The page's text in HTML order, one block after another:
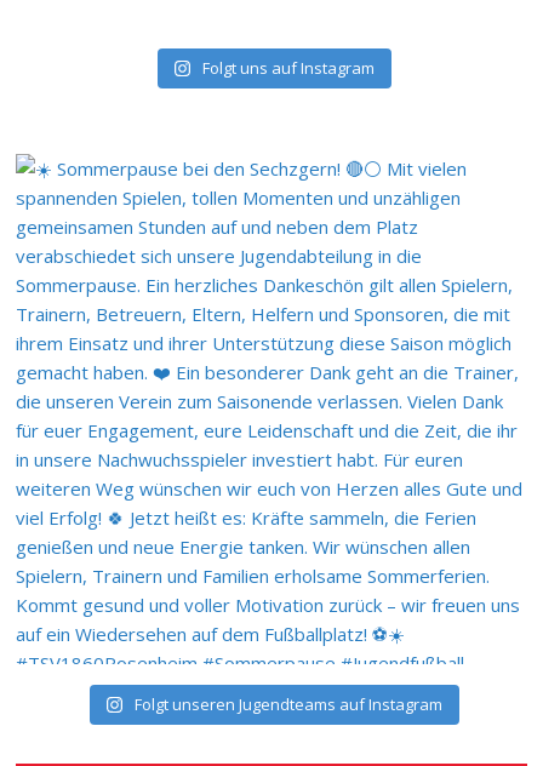
Folgt uns auf Instagram
Folgt unseren Jugendteams auf Instagram